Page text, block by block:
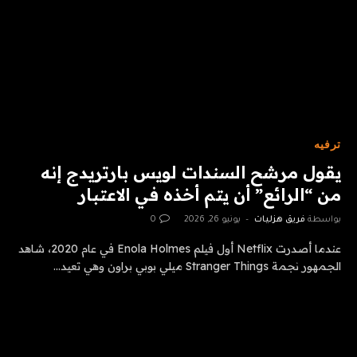
ترفيه
يقول مرشح السندات لويس بارتريدج إنه
من “الرائع” أن يتم أخذه في الاعتبار
بواسطة فريق هزليات يونيو 26, 2026 0
عندما أصدرت Netflix أول فيلم Enola Holmes في عام 2020، شاهد
الجمهور نجمة Stranger Things ميلي بوبي براون وهي تعيد…